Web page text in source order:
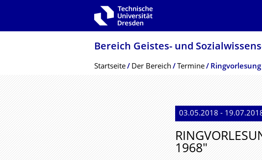
Zur Hauptnavigation springen
Bereich Geistes- und
Breadcrumb-Menü
Startseite Der Bereich Termine
03.05.2018 -
1968"